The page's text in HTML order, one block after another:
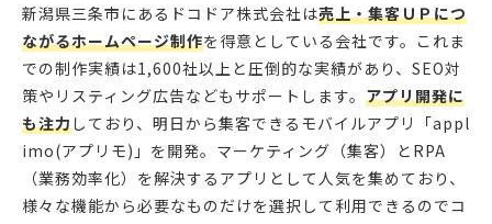
新潟県三条市にあるドコドア株式会社は売上・集客ＵＰにつ
ながるホームページ制作を得意としている会社です。これま
での制作実績は1,600社以上と圧倒的な実績があり、SEO対
策やリスティング広告などもサポートします。 アプリ開発に
も注力しており、明日から集客できるモバイルアプリ「appl
imo(アプリモ)」を開発。マーケティング（集客）とRPA
（業務効率化）を解決するアプリとして人気を集めており、
様々な機能から必要なものだけを選択して利用できるのでコ